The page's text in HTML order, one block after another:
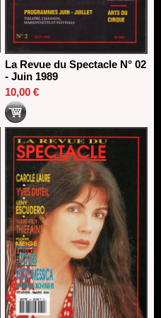
La Revue du Spectacle N° 02
- Juin 1989
10,00 €